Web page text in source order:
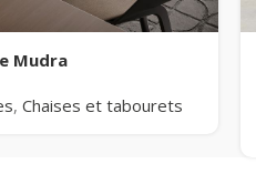
Mudra
,Chaises et tabourets